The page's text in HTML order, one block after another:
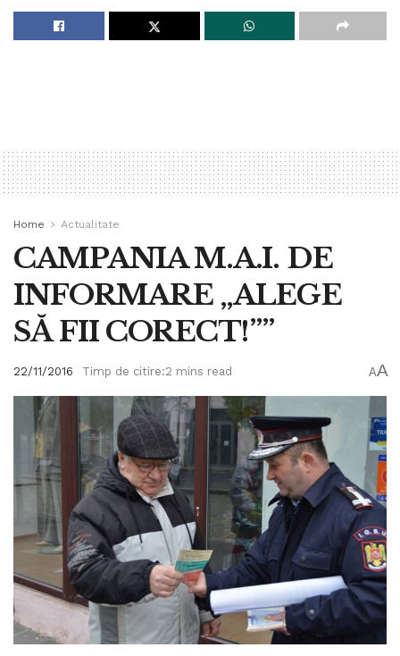
Home Actualitate
CAMPANIA M.A.I. DE
INFORMARE „ALEGE
SĂ FII CORECT!””
22/11/2016 Timp de citire:2 mins read AA